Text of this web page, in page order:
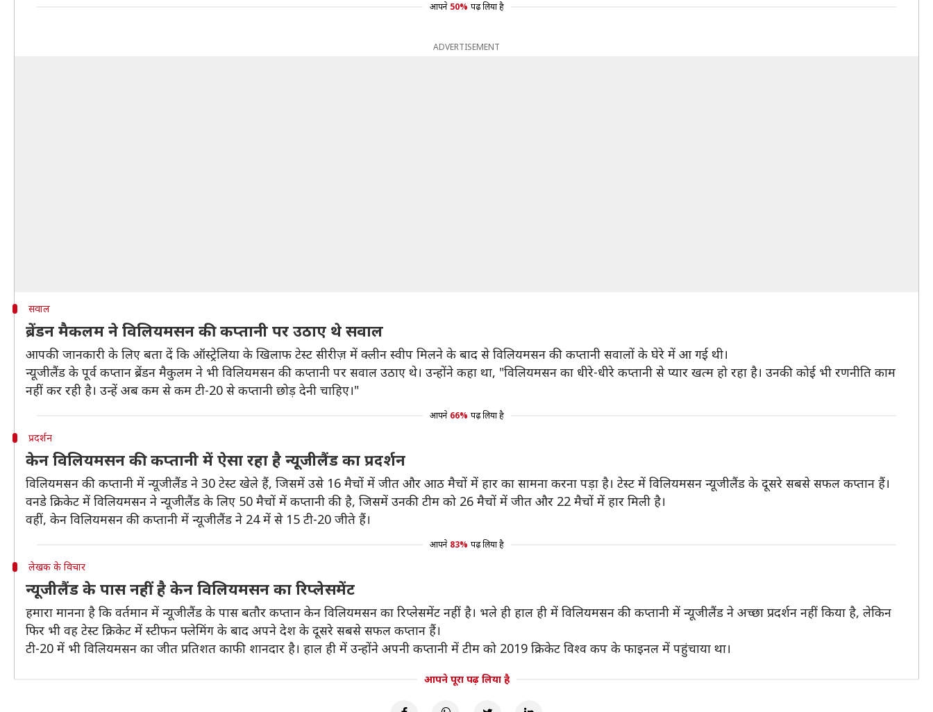
आपने 50% पढ़ लिया है
ADVERTISEMENT
सवाल
ब्रेंडन मैकलम ने विलियमसन की कप्तानी पर उठाए थे सवाल
आपकी जानकारी के लिए बता दें कि ऑस्ट्रेलिया के खिलाफ टेस्ट सीरीज़ में क्लीन स्वीप मिलने के बाद से विलियमसन की कप्तानी सवालों के घेरे में आ गई थी।
न्यूजीलैंड के पूर्व कप्तान ब्रेंडन मैकुलम ने भी विलियमसन की कप्तानी पर सवाल उठाए थे। उन्होंने कहा था, "विलियमसन का धीरे-धीरे कप्तानी से प्यार खत्म हो रहा है। उनकी कोई भी रणनीति काम
नहीं कर रही है। उन्हें अब कम से कम टी-20 से कप्तानी छोड़ देनी चाहिए।"
आपने 66% पढ़ लिया है
प्रदर्शन
केन विलियमसन की कप्तानी में ऐसा रहा है न्यूजीलैंड का प्रदर्शन
विलियमसन की कप्तानी में न्यूजीलैंड ने 30 टेस्ट खेले हैं, जिसमें उसे 16 मैचों में जीत और आठ मैचों में हार का सामना करना पड़ा है। टेस्ट में विलियमसन न्यूजीलैंड के दूसरे सबसे सफल कप्तान हैं।
वनडे क्रिकेट में विलियमसन ने न्यूजीलैंड के लिए 50 मैचों में कप्तानी की है, जिसमें उनकी टीम को 26 मैचों में जीत और 22 मैचों में हार मिली है।
वहीं, केन विलियमसन की कप्तानी में न्यूजीलैंड ने 24 में से 15 टी-20 जीते हैं।
आपने 83% पढ़ लिया है
लेखक के विचार
न्यूजीलैंड के पास नहीं है केन विलियमसन का रिप्लेसमेंट
हमारा मानना है कि वर्तमान में न्यूजीलैंड के पास बतौर कप्तान केन विलियमसन का रिप्लेसमेंट नहीं है। भले ही हाल ही में विलियमसन की कप्तानी में न्यूजीलैंड ने अच्छा प्रदर्शन नहीं किया है, लेकिन
फिर भी वह टेस्ट क्रिकेट में स्टीफन फ्लेमिंग के बाद अपने देश के दूसरे सबसे सफल कप्तान हैं।
टी-20 में भी विलियमसन का जीत प्रतिशत काफी शानदार है। हाल ही में उन्होंने अपनी कप्तानी में टीम को 2019 क्रिकेट विश्व कप के फाइनल में पहुंचाया था।
आपने पूरा पढ़ लिया है